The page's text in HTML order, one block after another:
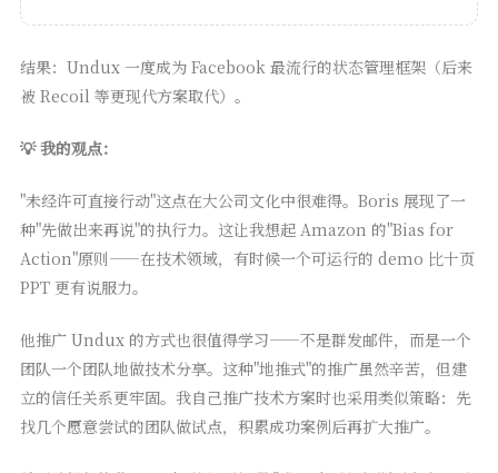
结果：Undux 一度成为 Facebook 最流行的状态管理框架（后来
被 Recoil 等更现代方案取代）。
💡 我的观点：
"未经许可直接行动"这点在大公司文化中很难得。Boris 展现了一
种"先做出来再说"的执行力。这让我想起 Amazon 的"Bias for
Action"原则——在技术领域，有时候一个可运行的 demo 比十页
PPT 更有说服力。
他推广 Undux 的方式也很值得学习——不是群发邮件，而是一个
团队一个团队地做技术分享。这种"地推式"的推广虽然辛苦，但建
立的信任关系更牢固。我自己推广技术方案时也采用类似策略：先
找几个愿意尝试的团队做试点，积累成功案例后再扩大推广。